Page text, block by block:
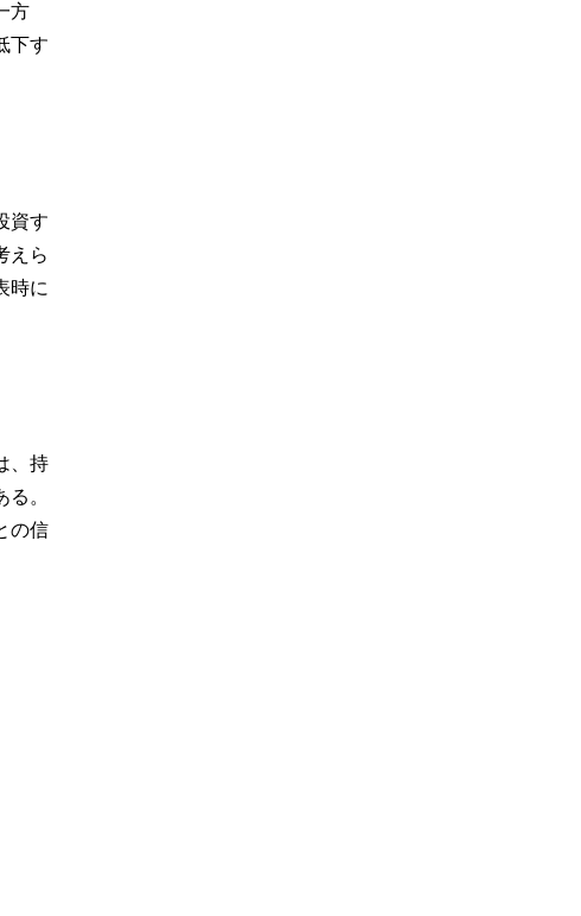
方
下す
資す
えら
時に
、持
。
の信